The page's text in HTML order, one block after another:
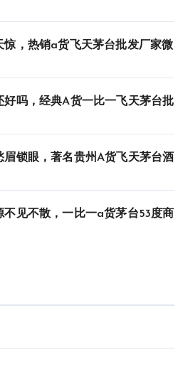
，热销a货飞天茅台批发厂家微
吗，经典A货一比一飞天茅台批
锁眼，著名贵州A货飞天茅台酒
见不散，一比一a货茅台53度商